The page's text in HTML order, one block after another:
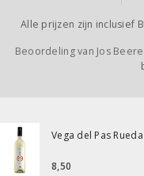
Vega del Pas
8,50
Alle prijzen zijn inclusief
Beoordeling van Jos